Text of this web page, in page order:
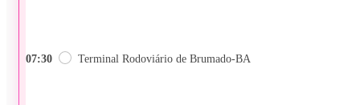
07:30 Terminal Rodoviário de Brumado-BA